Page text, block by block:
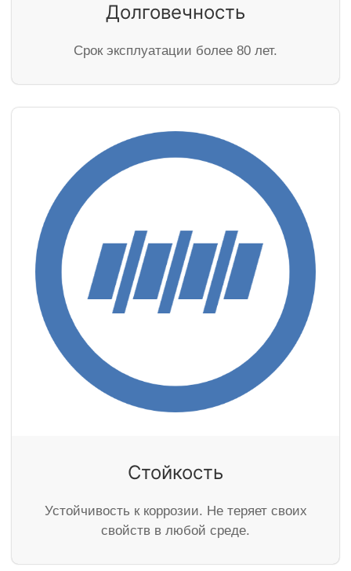
Долговечность
Cрок эксплуатации более 80 лет.
Стойкость
Устойчивость к коррозии. Не теряет своих
свойств в любой среде.